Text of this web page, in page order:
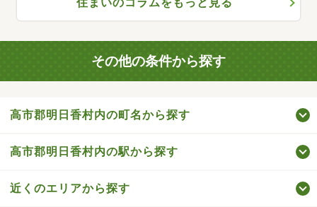
その他の条件から探す
高市郡明日香村内の町名から探す
高市郡明日香村内の駅から探す
近くのエリアから探す